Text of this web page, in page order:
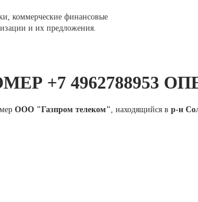
коммерческие финансовые
и их предложения.
+7 4962788953
ООО "Газпром телеком", находящийся в р-н